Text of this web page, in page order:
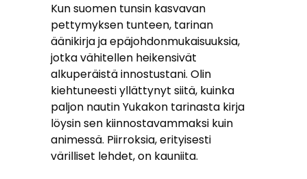
Kun suomen tunsin kasvavan
pettymyksen tunteen, tarinan
äänikirja ja epäjohdonmukaisuuksia,
jotka vähitellen heikensivät
alkuperäistä innostustani. Olin
kiehtuneesti yllättynyt siitä, kuinka
paljon nautin Yukakon tarinasta kirja
löysin sen kiinnostavammaksi kuin
animessä. Piirroksia, erityisesti
värilliset lehdet, on kauniita.